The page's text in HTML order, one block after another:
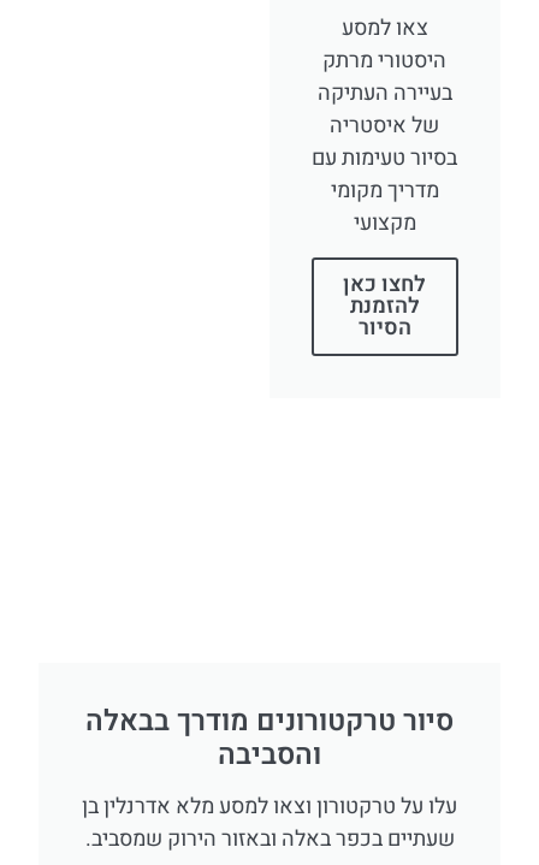
צאו למסע
היסטורי מרתק
בעיירה העתיקה
של איסטריה
בסיור טעימות עם
מדריך מקומי
מקצועי
לחצו כאן
להזמנת
הסיור
סיור טרקטורונים מודרך בבאלה
והסביבה
עלו על טרקטורון וצאו למסע מלא אדרנלין בן
שעתיים בכפר באלה ובאזור הירוק שמסביב.